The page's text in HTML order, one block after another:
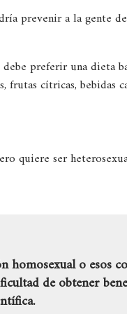
prevenir a la gente
preferir una dieta
cítricas, bebidas
quiere ser
homosexual o esos
de obtener